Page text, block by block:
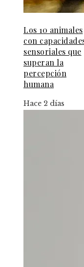
Los 10 animales
con
sensoriales que
superan la
percepción
humana
Hace 2 días